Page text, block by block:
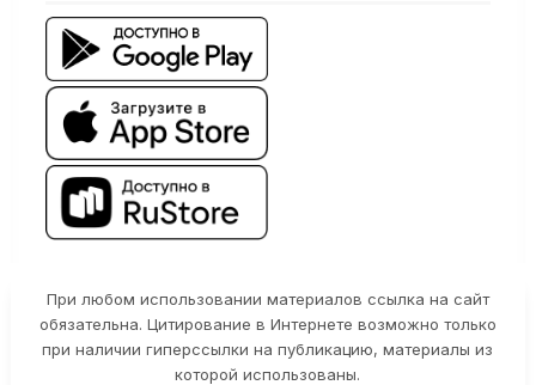
При любом использовании материалов ссылка на сайт
обязательна. Цитирование в Интернете возможно только
при наличии гиперссылки на публикацию, материалы из
которой использованы.